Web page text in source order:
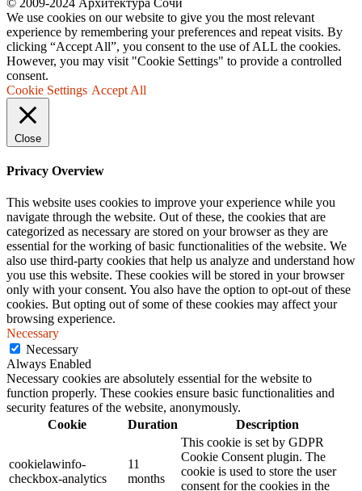
We use cookies on our website to give you the most relevant
experience by remembering your preferences and repeat visits. By
clicking “Accept All”, you consent to the use of ALL the cookies.
However, you may visit "Cookie Settings" to provide a controlled
consent.
Cookie Settings Accept All
Close
Privacy Overview
This website uses cookies to improve your experience while you
navigate through the website. Out of these, the cookies that are
categorized as necessary are stored on your browser as they are
essential for the working of basic functionalities of the website. We
also use third-party cookies that help us analyze and understand how
you use this website. These cookies will be stored in your browser
only with your consent. You also have the option to opt-out of these
cookies. But opting out of some of these cookies may affect your
browsing experience.
Necessary
Necessary
Always Enabled
Necessary cookies are absolutely essential for the website to
function properly. These cookies ensure basic functionalities and
security features of the website, anonymously.
Cookie
Duration Description
cookielawinfo-
checkbox-analytics
11
months
This cookie is set by GDPR
Cookie Consent plugin. The
cookie is used to store the user
consent for the cookies in the